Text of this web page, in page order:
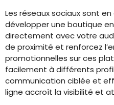
Les réseaux sociaux sont
développer une boutique
directement avec votre
de proximité et renforcez
promotionnelles sur ces
facilement à différents
communication ciblée et
ligne accroît la visibilité et